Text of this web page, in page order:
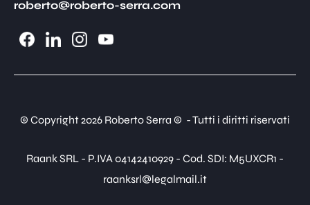
roberto@roberto-serra.com
© Copyright 2026 Roberto Serra © - Tutti i diritti riservati
Raank SRL - P.IVA 04142410929 - Cod. SDI: M5UXCR1 -
raanksrl@legalmail.it